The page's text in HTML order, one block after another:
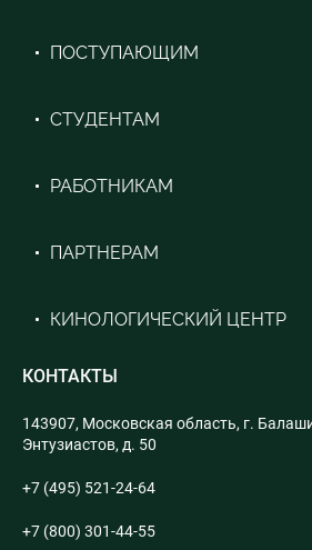
ПОСТУПАЮЩИМ
СТУДЕНТАМ
РАБОТНИКАМ
ПАРТНЕРАМ
КИНОЛОГИЧЕСКИЙ ЦЕНТР
КОНТАКТЫ
143907, Московская область, г.
Энтузиастов, д. 50
+7 (495) 521-24-64
+7 (800) 301-44-55